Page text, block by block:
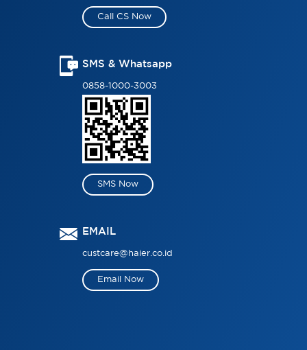
Call CS Now
SMS & Whatsapp
0858-1000-3003
SMS Now
EMAIL
custcare@haier.co.id
Email Now